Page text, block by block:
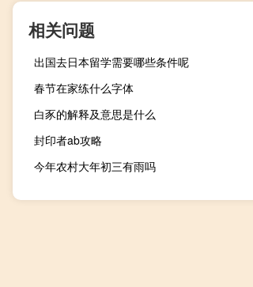
相关问题
出国去日本留学需要哪些条件呢
春节在家练什么字体
白豕的解释及意思是什么
封印者ab攻略
今年农村大年初三有雨吗